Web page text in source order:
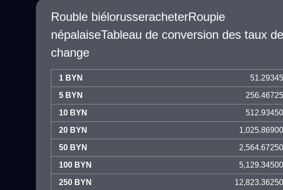
Rouble biélorusseracheterRoupie
népalaiseTableau de conversion des taux de
change
1 BYN
5 BYN
10 BYN
20 BYN
50 BYN
100 BYN
250 BYN